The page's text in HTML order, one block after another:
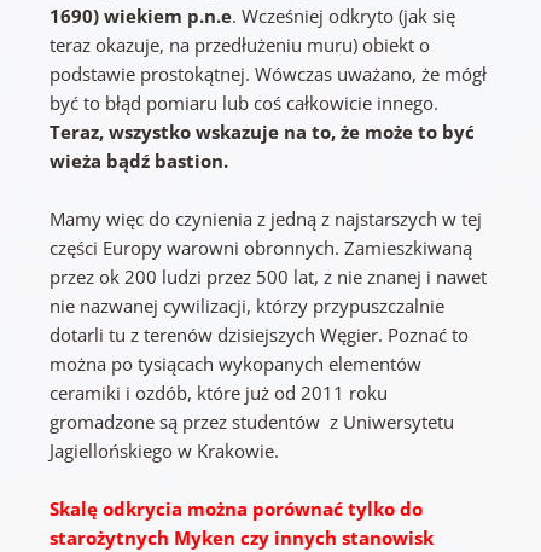
1690) wiekiem p.n.e. Wcześniej odkryto (jak się
teraz okazuje, na przedłużeniu muru) obiekt o
podstawie prostokątnej. Wówczas uważano, że mógł
być to błąd pomiaru lub coś całkowicie innego.
Teraz, wszystko wskazuje na to, że może to być
wieża bądź bastion.
Mamy więc do czynienia z jedną z najstarszych w tej
części Europy warowni obronnych. Zamieszkiwaną
przez ok 200 ludzi przez 500 lat, z nie znanej i nawet
nie nazwanej cywilizacji, którzy przypuszczalnie
dotarli tu z terenów dzisiejszych Węgier. Poznać to
można po tysiącach wykopanych elementów
ceramiki i ozdób, które już od 2011 roku
gromadzone są przez studentów z Uniwersytetu
Jagiellońskiego w Krakowie.
Skalę odkrycia można porównać tylko do
starożytnych Myken czy innych stanowisk